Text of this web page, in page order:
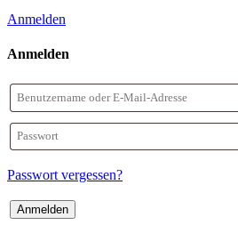
Anmelden
Anmelden
Benutzername
oder
E-
Mail-
Adresse
Passwort
Passwort vergessen?